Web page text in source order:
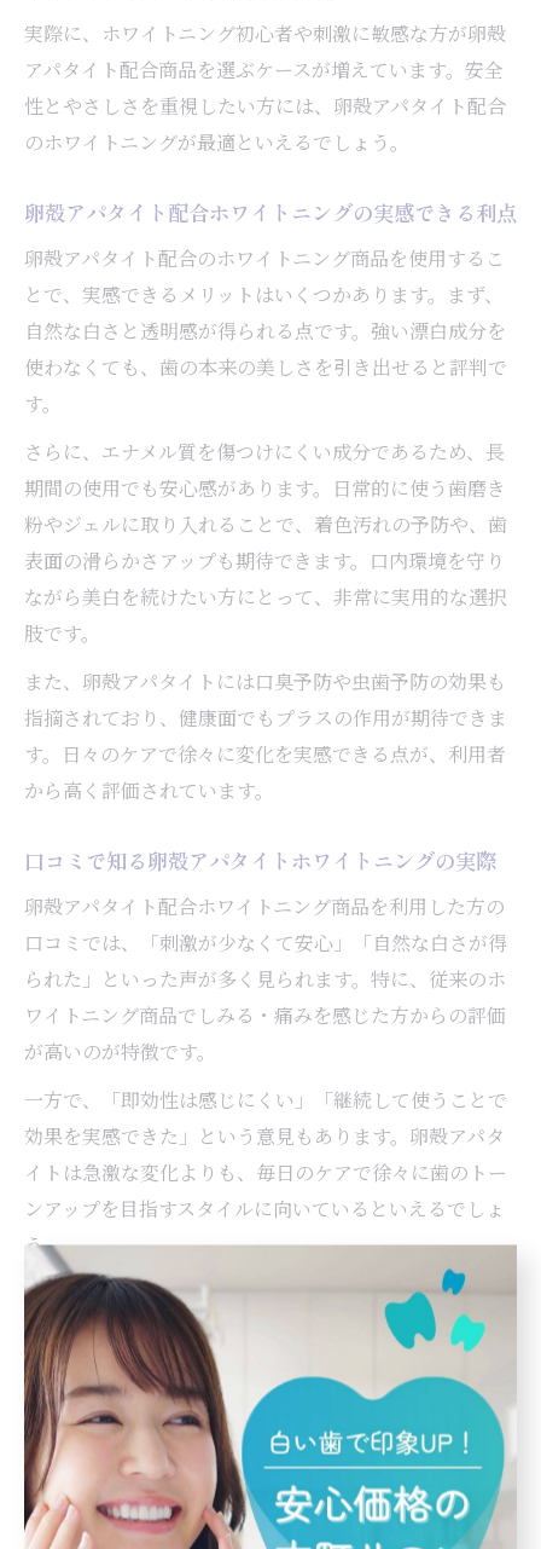
実際に、ホワイトニング初心者や刺激に敏感な方が卵殻
アパタイト配合商品を選ぶケースが増えています。安全
性とやさしさを重視したい方には、卵殻アパタイト配合
のホワイトニングが最適といえるでしょう。
卵殻アパタイト配合ホワイトニングの実感できる利点
卵殻アパタイト配合のホワイトニング商品を使用するこ
とで、実感できるメリットはいくつかあります。まず、
自然な白さと透明感が得られる点です。強い漂白成分を
使わなくても、歯の本来の美しさを引き出せると評判で
す。
さらに、エナメル質を傷つけにくい成分であるため、長
期間の使用でも安心感があります。日常的に使う歯磨き
粉やジェルに取り入れることで、着色汚れの予防や、歯
表面の滑らかさアップも期待できます。口内環境を守り
ながら美白を続けたい方にとって、非常に実用的な選択
肢です。
また、卵殻アパタイトには口臭予防や虫歯予防の効果も
指摘されており、健康面でもプラスの作用が期待できま
す。日々のケアで徐々に変化を実感できる点が、利用者
から高く評価されています。
口コミで知る卵殻アパタイトホワイトニングの実際
卵殻アパタイト配合ホワイトニング商品を利用した方の
口コミでは、「刺激が少なくて安心」「自然な白さが得
られた」といった声が多く見られます。特に、従来のホ
ワイトニング商品でしみる・痛みを感じた方からの評価
が高いのが特徴です。
一方で、「即効性は感じにくい」「継続して使うことで
効果を実感できた」という意見もあります。卵殻アパタ
イトは急激な変化よりも、毎日のケアで徐々に歯のトー
ンアップを目指すスタイルに向いているといえるでしょ
う。
口コミを参考にすることで、自分に合った商品選びや使
い方のヒントが得られます。自身の歯の状態やライフス
タイルに合わせて、最適なホワイトニング資源を選ぶこ
とが大切です。
卵殻アパタイトのデメリットと選び方のポイント
卵殻アパタイトには多くのメリットがありますが、注意